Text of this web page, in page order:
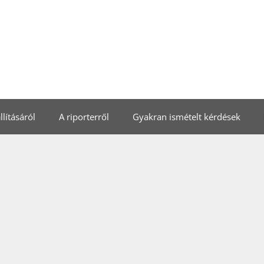
A riporterről Gyakran ismételt kérdések